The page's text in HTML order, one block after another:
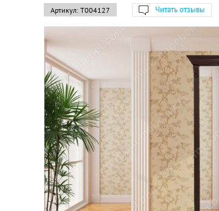
Артикул: Т004127 Читать отзывы